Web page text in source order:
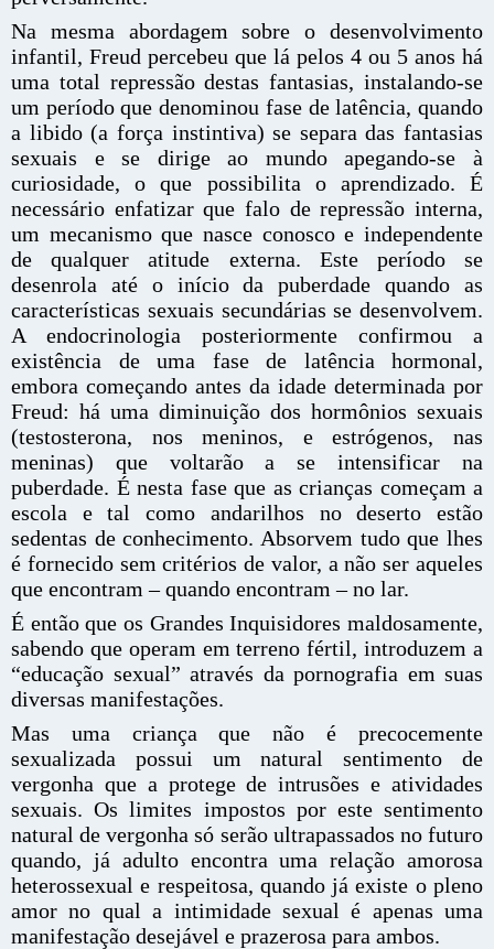
Na mesma abordagem sobre o desenvolvimento
infantil, Freud percebeu que lá pelos 4 ou 5 anos há
uma total repressão destas fantasias, instalando-se
um período que denominou fase de latência, quando
a libido (a força instintiva) se separa das fantasias
sexuais e se dirige ao mundo apegando-se à
curiosidade, o que possibilita o aprendizado. É
necessário enfatizar que falo de repressão interna,
um mecanismo que nasce conosco e independente
de qualquer atitude externa. Este período se
desenrola até o início da puberdade quando as
características sexuais secundárias se desenvolvem.
A endocrinologia posteriormente confirmou a
existência de uma fase de latência hormonal,
embora começando antes da idade determinada por
Freud: há uma diminuição dos hormônios sexuais
(testosterona, nos meninos, e estrógenos, nas
meninas) que voltarão a se intensificar na
puberdade. É nesta fase que as crianças começam a
escola e tal como andarilhos no deserto estão
sedentas de conhecimento. Absorvem tudo que lhes
é fornecido sem critérios de valor, a não ser aqueles
que encontram – quando encontram – no lar.
É então que os Grandes Inquisidores maldosamente,
sabendo que operam em terreno fértil, introduzem a
“educação sexual” através da pornografia em suas
diversas manifestações.
Mas uma criança que não é precocemente
sexualizada possui um natural sentimento de
vergonha que a protege de intrusões e atividades
sexuais. Os limites impostos por este sentimento
natural de vergonha só serão ultrapassados no futuro
quando, já adulto encontra uma relação amorosa
heterossexual e respeitosa, quando já existe o pleno
amor no qual a intimidade sexual é apenas uma
manifestação desejável e prazerosa para ambos.